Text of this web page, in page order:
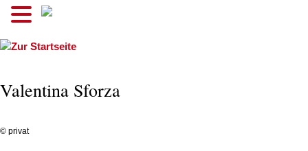
Valentina Sforza
© privat